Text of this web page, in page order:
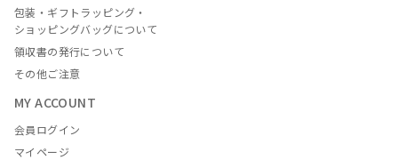
包装・ギフトラッピング・
ショッピングバッグについて
領収書の発行について
その他ご注意
MY ACCOUNT
会員ログイン
マイページ